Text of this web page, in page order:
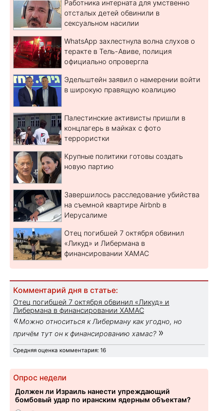
Работника интерната для умственно
отсталых детей обвинили в
сексуальном насилии
WhatsApp захлестнула волна слухов о
теракте в Тель-Авиве, полиция
официально опровергла
Эдельштейн заявил о намерении войти
в широкую правящую коалицию
Палестинские активисты пришли в
концлагерь в майках с фото
террористки
Крупные политики готовы создать
новую партию
Завершилось расследование убийства
на съемной квартире Airbnb в
Иерусалиме
Отец погибшей 7 октября обвинил
«Ликуд» и Либермана в
финансировании ХАМАС
Комментарий дня в статье:
Отец погибшей 7 октября обвинил «Ликуд» и
Либермана в финансировании ХАМАС
«Можно относиться к Либерману как угодно, но
причём тут он к финансированию хамас? »
Средняя оценка комментария: 16
Опрос недели
Должен ли Израиль нанести упреждающий
бомбовый удар по иранским ядерным объектам?